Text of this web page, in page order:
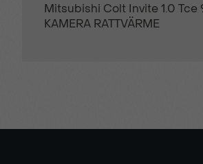
Mitsubishi Colt Invite 1.0 Tce
KAMERA RATTVÄRME